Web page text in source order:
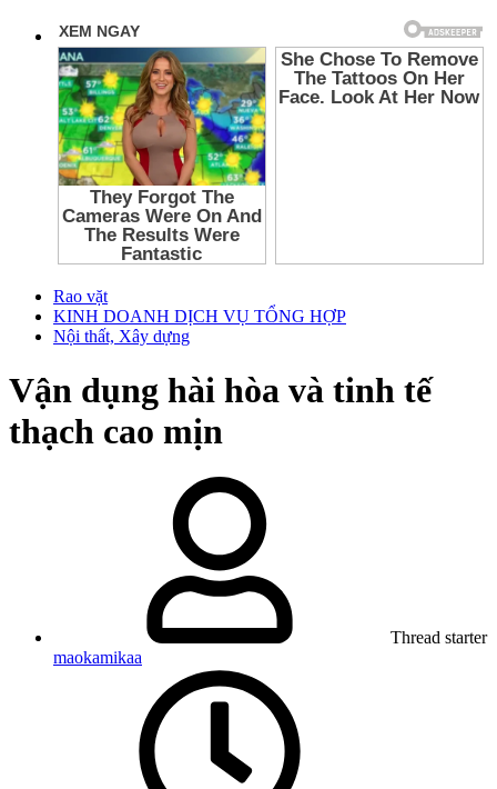
Rao vặt
KINH DOANH DỊCH VỤ TỔNG HỢP
Nội thất, Xây dựng
Vận dụng hài hòa và tinh tế
thạch cao mịn
Thread starter
maokamikaa